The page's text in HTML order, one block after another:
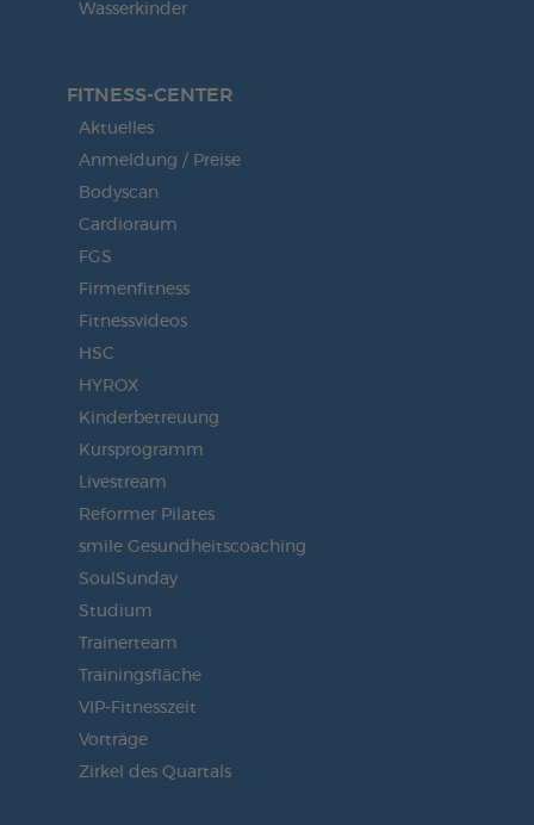
Wasserkinder
FITNESS-CENTER
Aktuelles
Anmeldung / Preise
Bodyscan
Cardioraum
FGS
Firmenfitness
Fitnessvideos
HSC
HYROX
Kinderbetreuung
Kursprogramm
Livestream
Reformer Pilates
smile Gesundheitscoaching
SoulSunday
Studium
Trainerteam
Trainingsfläche
VIP-Fitnesszeit
Vorträge
Zirkel des Quartals